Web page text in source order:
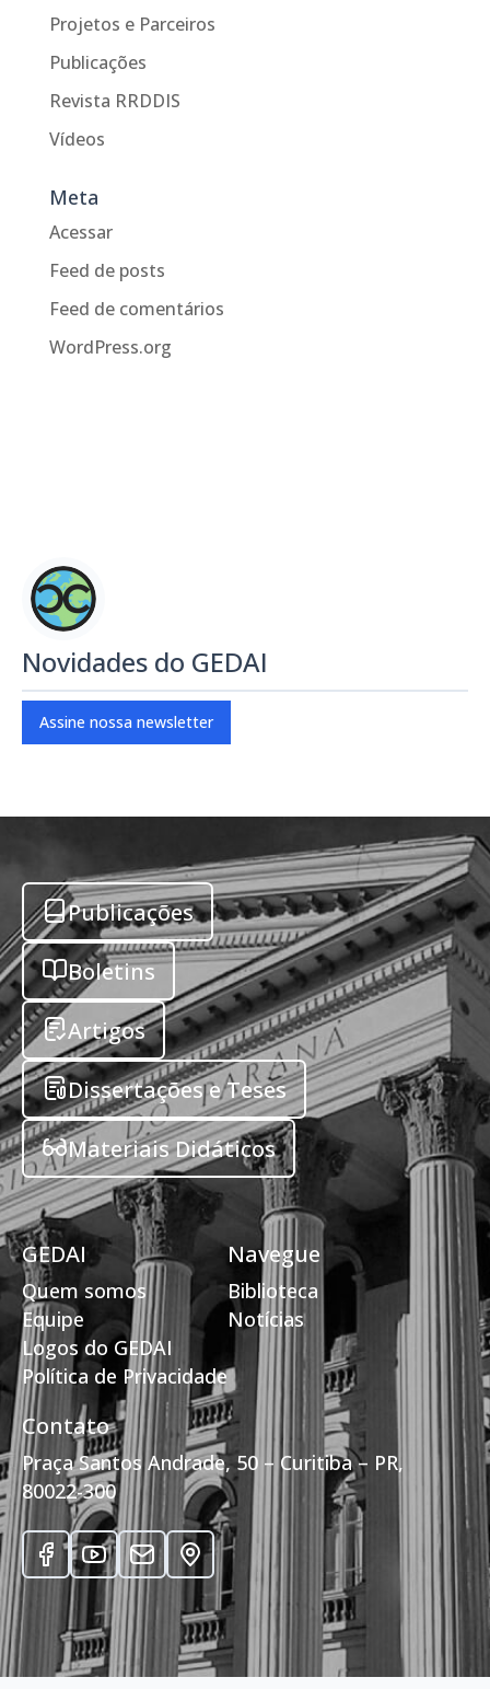
Projetos e Parceiros
Publicações
Revista RRDDIS
Vídeos
Meta
Acessar
Feed de posts
Feed de comentários
WordPress.org
Novidades do GEDAI
Assine nossa newsletter
Publicações
Boletins
Artigos
Dissertações e Teses
Materiais Didáticos
GEDAI
Quem somos
Equipe
Logos do GEDAI
Política de Privacidade
Navegue
Biblioteca
Notícias
Contato
Praça Santos Andrade, 50 – Curitiba – PR,
80022-300